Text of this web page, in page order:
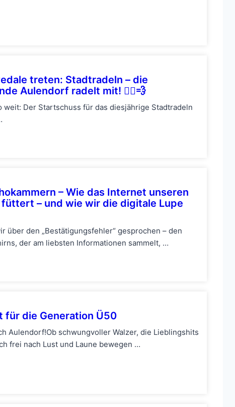
treten: Stadtradeln – die
Aulendorf radelt mit! 🚴‍♂️💨
weit: Der Startschuss für das diesjährige Stadtradeln
– Wie das Internet unseren
– und wie wir die digitale Lupe
über den „Bestätigungsfehler“ gesprochen – den
der am liebsten Informationen sammelt, …
für die Generation Ü50
Aulendorf!Ob schwungvoller Walzer, die Lieblingshits
frei nach Lust und Laune bewegen …